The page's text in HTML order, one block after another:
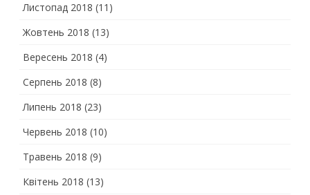
Листопад 2018 (11)
Жовтень 2018 (13)
Вересень 2018 (4)
Серпень 2018 (8)
Липень 2018 (23)
Червень 2018 (10)
Травень 2018 (9)
Квітень 2018 (13)